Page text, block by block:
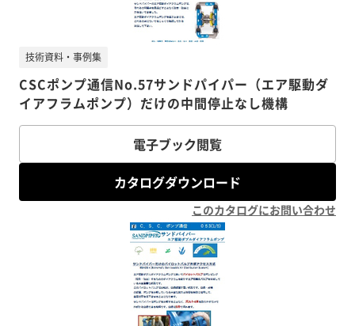
CSCポンプ通信No.57サンドパイパー（エア駆動ダ
イアフラムポンプ）だけの中間停止なし機構
技術資料・事例集
電子ブック閲覧
カタログダウンロード
このカタログにお問い合わせ